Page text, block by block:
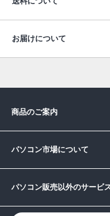
お届けについて
商品のご案内
パソコン市場について
パソコン販売以外のサービ